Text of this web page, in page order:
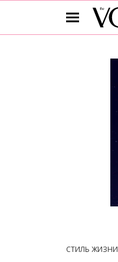
СТИЛЬ ЖИЗНИ